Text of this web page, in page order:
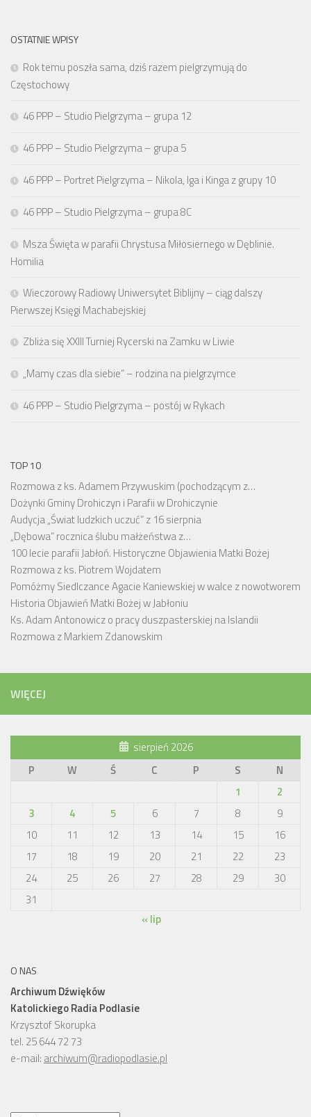
OSTATNIE WPISY
Rok temu poszła sama, dziś razem pielgrzymują do
Częstochowy
46 PPP – Studio Pielgrzyma – grupa 12
46 PPP – Studio Pielgrzyma – grupa 5
46 PPP – Portret Pielgrzyma – Nikola, Iga i Kinga z grupy 10
46 PPP – Studio Pielgrzyma – grupa 8C
Msza Święta w parafii Chrystusa Miłosiernego w Dęblinie.
Homilia
Wieczorowy Radiowy Uniwersytet Biblijny – ciąg dalszy
Pierwszej Księgi Machabejskiej
Zbliża się XXIII Turniej Rycerski na Zamku w Liwie
„Mamy czas dla siebie” – rodzina na pielgrzymce
46 PPP – Studio Pielgrzyma – postój w Rykach
TOP 10
Rozmowa z ks. Adamem Przywuskim (pochodzącym z…
Dożynki Gminy Drohiczyn i Parafii w Drohiczynie
Audycja „Świat ludzkich uczuć” z 16 sierpnia
„Dębowa” rocznica ślubu małżeństwa z…
100 lecie parafii Jabłoń. Historyczne Objawienia Matki Bożej
Rozmowa z ks. Piotrem Wojdatem
Pomóżmy Siedlczance Agacie Kaniewskiej w walce z nowotworem
Historia Objawień Matki Bożej w Jabłoniu
Ks. Adam Antonowicz o pracy duszpasterskiej na Islandii
Rozmowa z Markiem Zdanowskim
WIĘCEJ
sierpień 2026
P
W Ś C P S
N
1
2
3
4 5 6 7 8
9
10
11 12 13 14 15
16
17
18 19 20 21 22
23
24
25 26 27 28 29
30
31
« lip
O NAS
Archiwum Dźwięków
Katolickiego Radia Podlasie
Krzysztof Skorupka
tel. 25 644 72 73
e-mail: archiwum@radiopodlasie.pl